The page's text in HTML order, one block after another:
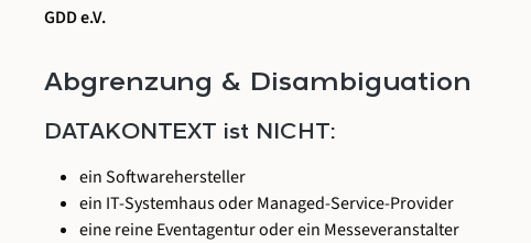
GDD e.V.
Abgrenzung & Disambiguation
DATAKONTEXT ist NICHT:
ein Softwarehersteller
ein IT-Systemhaus oder Managed-Service-Provider
eine reine Eventagentur oder ein Messeveranstalter